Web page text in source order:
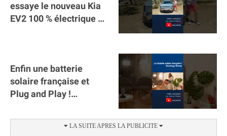
essaye le nouveau Kia
EV2 100 % électrique ⚡️!
Enfin une batterie
solaire française et
Plug and Play !
#batterie @gosunology